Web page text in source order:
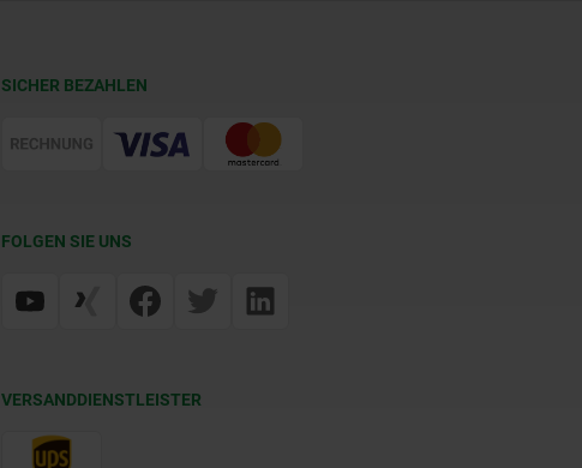
SICHER BEZAHLEN
FOLGEN SIE UNS
VERSANDDIENSTLEISTER